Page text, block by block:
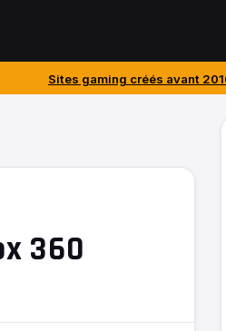
créés avant 2010 : ces blogs
360